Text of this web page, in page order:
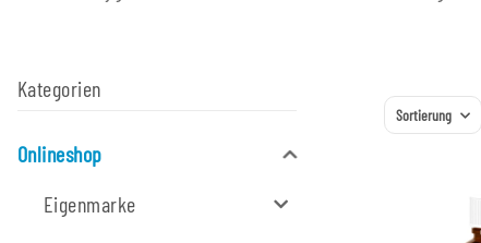
Sortierung
Kategorien
Onlineshop
Eigenmarke